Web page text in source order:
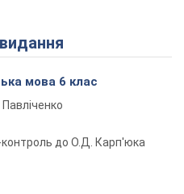
Play Video
мова 6 клас
до О.Д. Карп'юка